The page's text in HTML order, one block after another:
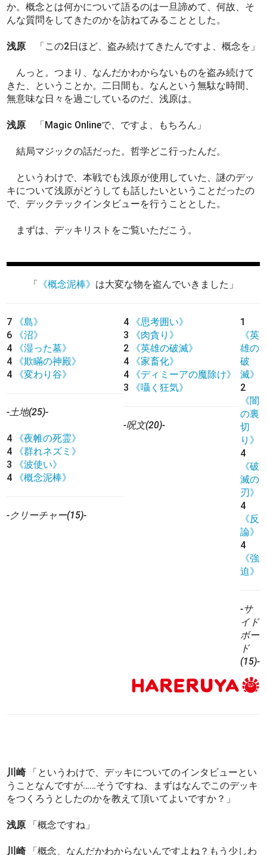
か。概念とは何かについて語るのは一旦諦めて、何故、そ
んな質問をしてきたのかを訪ねてみることとした。
浅原 「この2日ほど、盗み続けてきたんですよ、概念を」
んっと。つまり、なんだかわからないものを盗み続けて
きた、ということか。二日間も。なんという無駄な時間、
無意味な日々を過ごしているのだ、浅原は。
浅原 「Magic Onlineで、ですよ、もちろん」
結局マジックの話だった。哲学どこ行ったんだ。
というわけで、本戦でも浅原が使用していた、謎のデッ
キについて浅原がどうしても話したいということだったの
で、デックテックインタビューを行うこととした。
まずは、デッキリストをご覧いただこう。
「 《概念泥棒》 は大変な物を盗んでいきました」
7
《島》
6
《沼》
4
《湿った墓》
4
《欺瞞の神殿》
4
《変わり谷》
-土地(25)-
4
《夜帷の死霊》
4
《群れネズミ》
3
《波使い》
4
《概念泥棒》
-クリーチャー(15)-
4
《思考囲い》
3
《肉貪り》
2
《英雄の破滅》
4
《家畜化》
4
《ディミーアの魔除け》
3
《囁く狂気》
-呪文(20)-
1
《英
雄の
破
滅》
2
《闇
の裏
切
り》
4
《破
滅の
刃》
4
《反
論》
4
《強
迫》
-サ
イド
ボー
ド
(15)-
川崎「というわけで、デッキについてのインタビューとい
うことなんですが……そうですね、まずはなんでこのデッキ
をつくろうとしたのかを教えて頂いてよいですか？」
浅原 「概念ですね」
川崎「概念、なんだかわからないんですよね？もう少しわ